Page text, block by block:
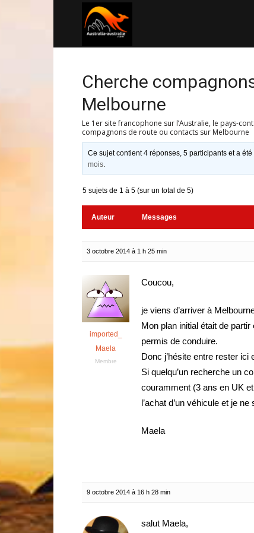
Cherche
Melbourne
Le 1er site francophone sur l’Australie, le pays-
compagnons de route ou contacts sur Melbourne
Ce sujet contient 4 réponses, 5 participants et a
mois.
5 sujets de 1 à 5 (sur un total de 5)
Auteur Messages
3 octobre 2014 à 1 h 25 min
imported_
Maela
Membre
Coucou,
je viens d’arriver à
Mon plan initial était de
permis de conduire.
Donc j’hésite entre rester ici
Si quelqu’un recherche un
couramment (3 ans en UK
l’achat d’un véhicule et je
Maela
9 octobre 2014 à 16 h 28 min
salut Maela,